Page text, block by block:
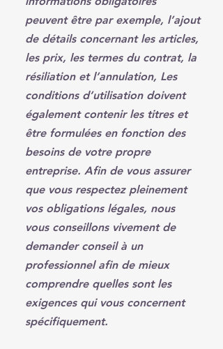
peuvent être par exemple, l’ajout
de détails concernant les articles,
les prix, les termes du contrat, la
résiliation et l’annulation, Les
conditions d’utilisation doivent
également contenir les titres et
être formulées en fonction des
besoins de votre propre
entreprise. Afin de vous assurer
que vous respectez pleinement
vos obligations légales, nous
vous conseillons vivement de
demander conseil à un
professionnel afin de mieux
comprendre quelles sont les
exigences qui vous concernent
spécifiquement.